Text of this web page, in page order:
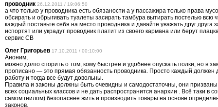
проводник 26.12.2011 / 19:06:50
а что только у проводника есть обязаности а у пассажира только права
обсирать и обрыгивать туалеты засирать тамбура вытирать постелью всю
каждый поставьте себя на место проводника и давайте уважать друг друга
испортят или украдут проводник платит из своего кармана или берут
сервис СВ
Олег Григорьев 17.10.2011 / 00:10:00
Аноним,
можно долго спорить о том, кому быстрее и удобнее опускать полки, но в
прописано — это прямая обязанность проводника. Просто каждый
работу и тогда все будут довольны.
Правила и законы должны быть очевидны и самодостаточны, они призваны
всех социальных классов и не дать распространится анархии . Всё таки в
самом гнилом) безопаснее жить и производить товары на основе
законов.